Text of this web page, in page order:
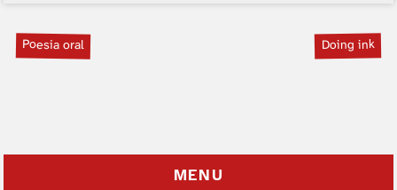
Poesia oral Doing ink
MENU